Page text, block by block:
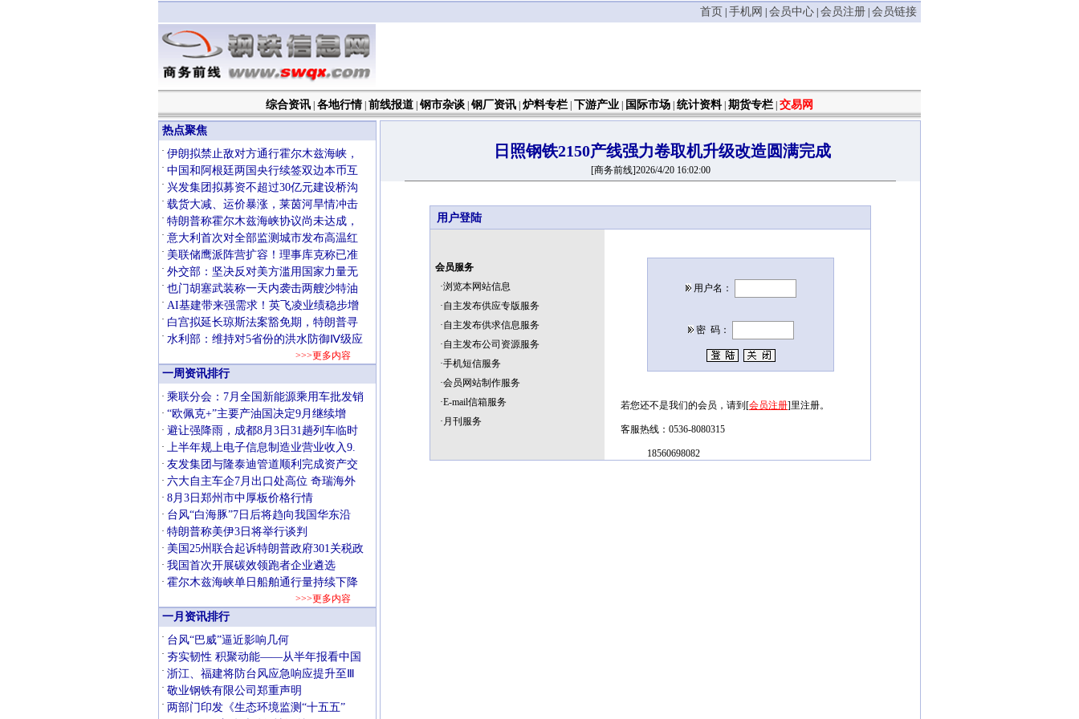
首页 手机网 会员中心 会员注册 会员链接
综合资讯 各地行情| 前线报道 钢市杂谈 钢厂资讯 炉料专栏 下游产业 国际市场 统计资料| 期货专栏 交易网
热点聚焦
· 伊朗拟禁止敌对方通行霍尔木兹海峡，
· 中国和阿根廷两国央行续签双边本币互
· 兴发集团拟募资不超过30亿元建设桥沟
· 载货大减、运价暴涨，莱茵河旱情冲击
· 特朗普称霍尔木兹海峡协议尚未达成，
· 意大利首次对全部监测城市发布高温红
· 美联储鹰派阵营扩容！理事库克称已准
· 外交部：坚决反对美方滥用国家力量无
· 也门胡塞武装称一天内袭击两艘沙特油
· AI基建带来强需求！英飞凌业绩稳步增
· 白宫拟延长琼斯法案豁免期，特朗普寻
· 水利部：维持对5省份的洪水防御Ⅳ级应
>>>更多内容
一周资讯排行
· 乘联分会：7月全国新能源乘用车批发销
· “欧佩克+”主要产油国决定9月继续增
· 避让强降雨，成都8月3日31趟列车临时
· 上半年规上电子信息制造业营业收入9.
· 友发集团与隆泰迪管道顺利完成资产交
· 六大自主车企7月出口处高位 奇瑞海外
· 8月3日郑州市中厚板价格行情
· 台风“白海豚”7日后将趋向我国华东沿
· 特朗普称美伊3日将举行谈判
· 美国25州联合起诉特朗普政府301关税政
· 我国首次开展碳效领跑者企业遴选
· 霍尔木兹海峡单日船舶通行量持续下降
>>>更多内容
一月资讯排行
· 台风“巴威”逼近影响几何
· 夯实韧性 积聚动能——从半年报看中国
· 浙江、福建将防台风应急响应提升至Ⅲ
· 敬业钢铁有限公司郑重声明
· 两部门印发《生态环境监测“十五五”
日照钢铁2150产线强力卷取机升级改造圆满完成
[商务前线]2026/4/20 16:02:00
用户登陆
会员服务
·浏览本网站信息
·自主发布供应专版服务
·自主发布供求信息服务
·自主发布公司资源服务
·手机短信服务
·会员网站制作服务
·E-mail信箱服务
·月刊服务
用户名：
密 码：
若您还不是我们的会员，请到[会员注册]里注册。
客服热线：0536-8080315
18560698082